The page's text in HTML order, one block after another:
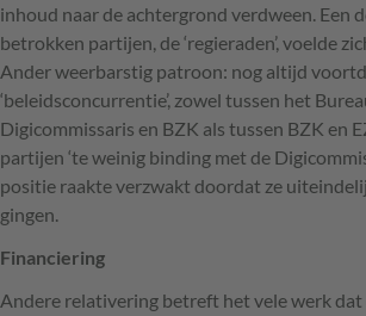
inhoud naar de achtergrond verdween. Een
betrokken partijen, de ‘regieraden’, voelde
Ander weerbarstig patroon: nog altijd
‘beleidsconcurrentie’, zowel tussen het
Digicommissaris en BZK als tussen BZK en
partijen ‘te weinig binding met de
positie raakte verzwakt doordat ze
gingen.
Financiering
Andere relativering betreft het vele werk dat